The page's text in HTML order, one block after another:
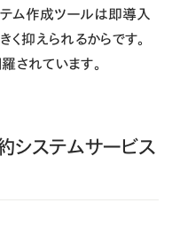
ム作成ツールは即導入
抑えられるからです。
されています。
システムサービス